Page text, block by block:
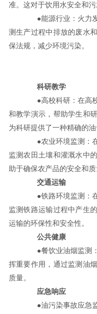
准。这对于饮用水安全和污
●能源行业：火力发
测生产过程中排放的废水
保法规，减少环境污染。
科研教学
●高校科研：在高校
和教学演示，帮助学生和
为科研提供了一种精确的油
●农业环境监测：在
监测农田土壤和灌溉水中
助于确保农产品的安全和质
交通运输
●铁路环境监测：在
监测铁路运输过程中产生
运输的环保性和安全性。
公共健康
●餐饮业油烟监测：
挥重要作用，通过监测油
质量。
应急响应
●油污染事故应急监